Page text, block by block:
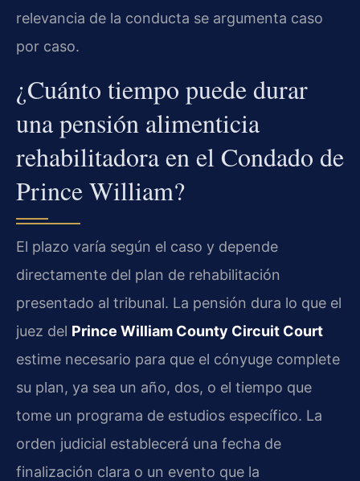
relevancia de la conducta se argumenta caso
por caso.
¿Cuánto tiempo puede durar
una pensión alimenticia
rehabilitadora en el Condado de
Prince William?
El plazo varía según el caso y depende
directamente del plan de rehabilitación
presentado al tribunal. La pensión dura lo que el
juez del Prince William County Circuit Court
estime necesario para que el cónyuge complete
su plan, ya sea un año, dos, o el tiempo que
tome un programa de estudios específico. La
orden judicial establecerá una fecha de
finalización clara o un evento que la